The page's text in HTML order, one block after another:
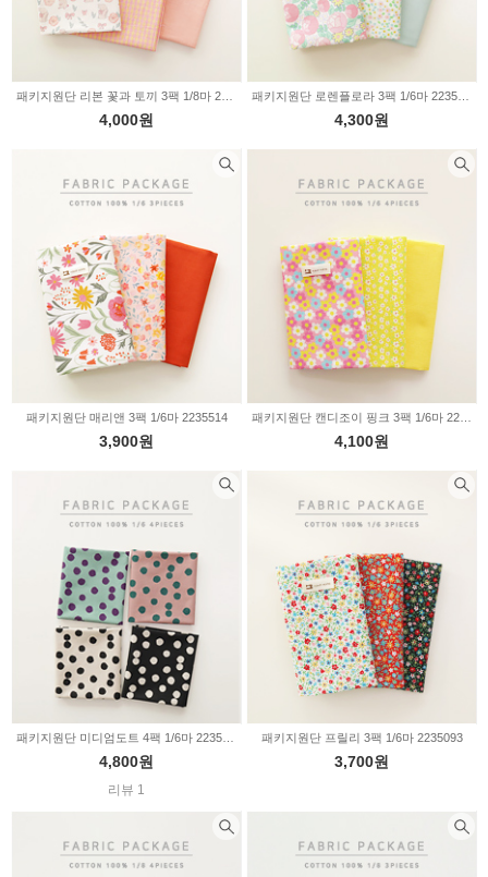
패키지원단 리본 꽃과 토끼 3팩 1/8마 2235516
4,000원
패키지원단 로렌플로라 3팩 1/6마 2235515
4,300원
패키지원단 매리앤 3팩 1/6마 2235514
3,900원 4,100원
4,800원
리뷰 1
패키지원단 프릴리 3팩 1/6마 2235093
3,700원